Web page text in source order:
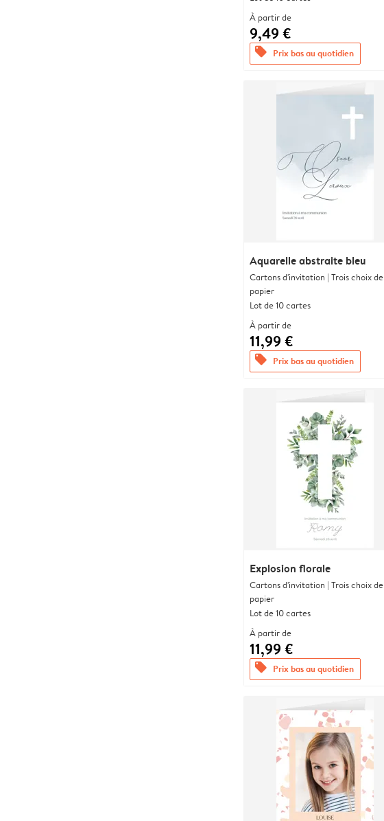
À partir de
9,49 €
offers Prix bas au quotidien
Aquarelle abstraite bleu
Cartons d'invitation | Trois choix de
papier
Lot de 10 cartes
À partir de
11,99 €
offers Prix bas au quotidien
Explosion florale
Cartons d'invitation | Trois choix de
papier
Lot de 10 cartes
À partir de
11,99 €
offers Prix bas au quotidien